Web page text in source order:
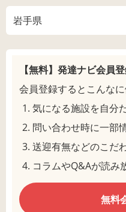
岩手県
【無料】発達ナビ会員
会員登録するとこんなに
気になる施設を自分
問い合わせ時に一部
送迎有無などのこだ
コラムやQ&Aが読み
無料